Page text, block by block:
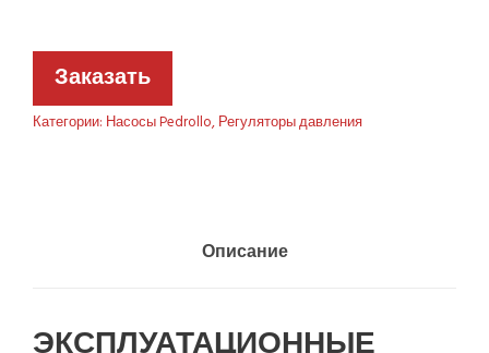
Заказать
Категории: Насосы Pedrollo,Регуляторы давления
Описание